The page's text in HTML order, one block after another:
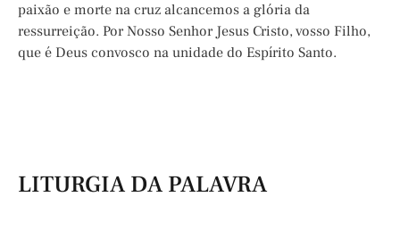
paixão e morte na cruz alcancemos a glória da
ressurreição. Por Nosso Senhor Jesus Cristo, vosso Filho,
que é Deus convosco na unidade do Espírito Santo.
LITURGIA DA PALAVRA